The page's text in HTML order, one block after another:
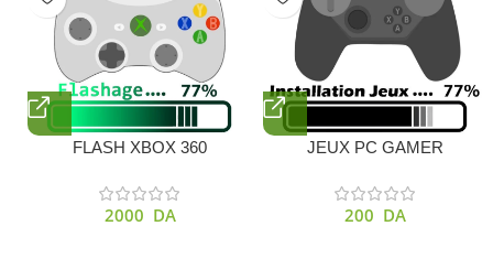
FLASH XBOX 360
2000 DA
JEUX PC GAMER
200 DA